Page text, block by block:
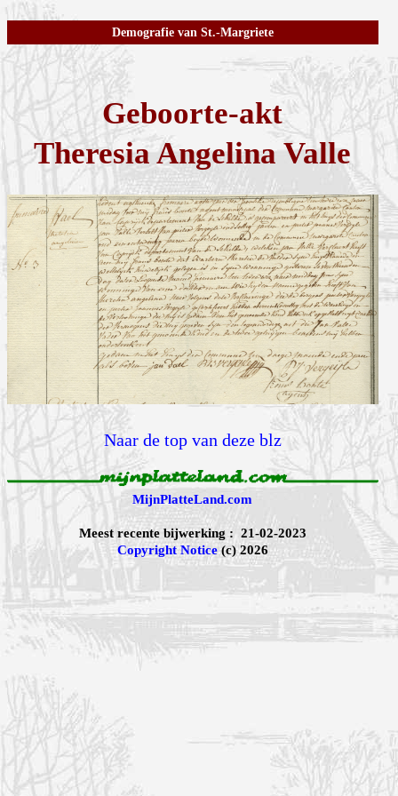
Demografie van St.-Margriete
Geboorte-akt
Theresia Angelina Valle
Naar de top van deze blz
MijnPlatteLand.com
Meest recente bijwerking : 21-02-2023
Copyright Notice(c) 2026